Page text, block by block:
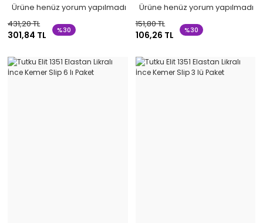
Ürüne henüz yorum yapılmadı
431,20 TL
301,84 TL %30
Ürüne henüz yorum yapılmadı
151,80 TL
106,26 TL %30